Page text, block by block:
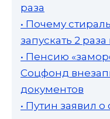
раза
• Почему
запускать 2
• Пенсию
Соцфонд
документов
• Путин заявил